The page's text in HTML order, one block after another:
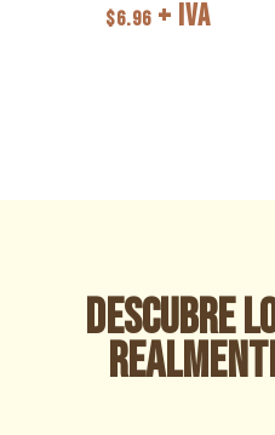
$6.96 + IVA
Descubre